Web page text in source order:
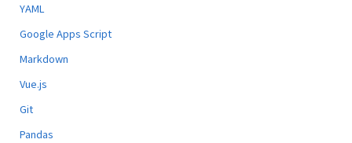
YAML
Google Apps Script
Markdown
Vue.js
Git
Pandas